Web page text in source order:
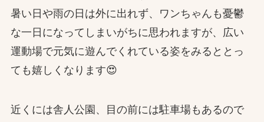
暑い日や雨の日は外に出れず、ワンちゃんも憂鬱
な一日になってしまいがちに思われますが、広い
運動場で元気に遊んでくれている姿をみるととっ
ても嬉しくなります😍
近くには舎人公園、目の前には駐車場もあるので